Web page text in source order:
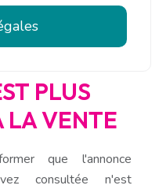
PLUS
LA VENTE
que l'annonce
consultée n'est